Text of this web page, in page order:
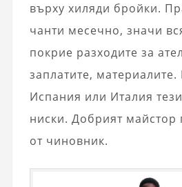
върху хиляди бройки.
чанти месечно, значи
покрие разходите за
заплатите,
Испания или Италия
ниски. Добрият майстор
от чиновник.